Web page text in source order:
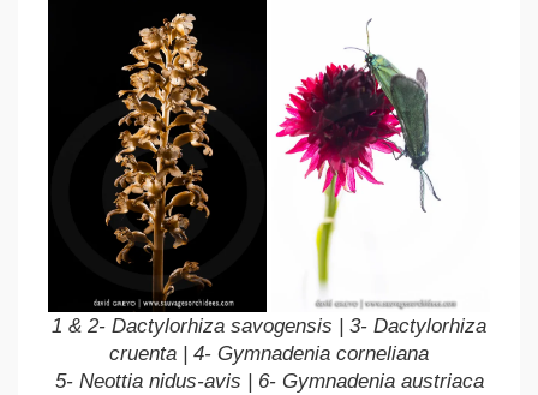
1 & 2- Dactylorhiza savogensis | 3- Dactylorhiza
cruenta | 4- Gymnadenia corneliana
5- Neottia nidus-avis | 6- Gymnadenia austriaca